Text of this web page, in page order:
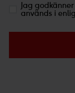
Jag
används i